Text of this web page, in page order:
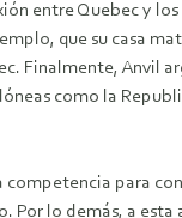
entre Quebec y
que su casa
Finalmente, Anvil
como la
para
Por lo demás, a